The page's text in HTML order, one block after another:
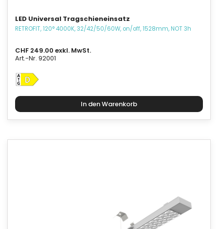
LED Universal Tragschieneinsatz
RETROFIT, 120° 4000K, 32/42/50/60W, on/off, 1528mm, NOT 3h
CHF 249.00 exkl. MwSt.
Art.-Nr. 92001